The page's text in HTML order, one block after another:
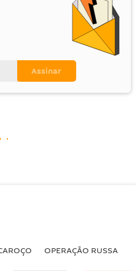
OPERAÇÃO RUSSA